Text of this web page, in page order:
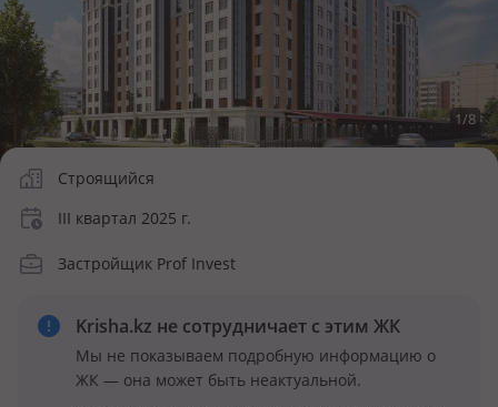
1/8
Строящийся
III квартал 2025 г.
Застройщик Prof Invest
Krisha.kz не сотрудничает с этим ЖК
Мы не показываем подробную информацию о
ЖК — она может быть неактуальной.